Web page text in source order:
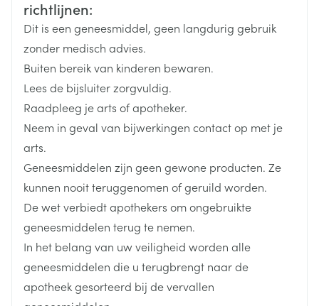
gegevens niet worden bepaald)
Niet gebruiken bij kinderen tussen 30 maanden en 5
jaar oud zonder een arts te raadplegen.
Frequente en langdurige toepassing of toepassing
op grote huidoppervlakken zonder doktersadvies
vermijden
Elk contact van het product met de ogen vermijden.
Voor-, tijdens en na toediening van radioactief
jodium.
Breedte 105 mm
Lengte
Diepte 35 mm
Verpakking
10
Actieve
Ingrediënten
povidon-jood
Behoud Kamertemperatuur (15°C - 25°C)
richtlijnen:
Dit is een geneesmiddel, geen langdurig gebruik
zonder medisch advies.
Buiten bereik van kinderen bewaren.
Lees de bijsluiter zorgvuldig.
Raadpleeg je arts of apotheker.
Neem in geval van bijwerkingen contact op met je
arts.
Geneesmiddelen zijn geen gewone producten. Ze
kunnen nooit teruggenomen of geruild worden.
De wet verbiedt apothekers om ongebruikte
geneesmiddelen terug te nemen.
In het belang van uw veiligheid worden alle
geneesmiddelen die u terugbrengt naar de
apotheek gesorteerd bij de vervallen